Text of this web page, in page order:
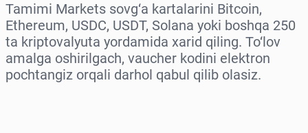
Tamimi Markets sovg‘a kartalarini Bitcoin,
Ethereum, USDC, USDT, Solana yoki boshqa 250
ta kriptovalyuta yordamida xarid qiling. To‘lov
amalga oshirilgach, vaucher kodini elektron
pochtangiz orqali darhol qabul qilib olasiz.